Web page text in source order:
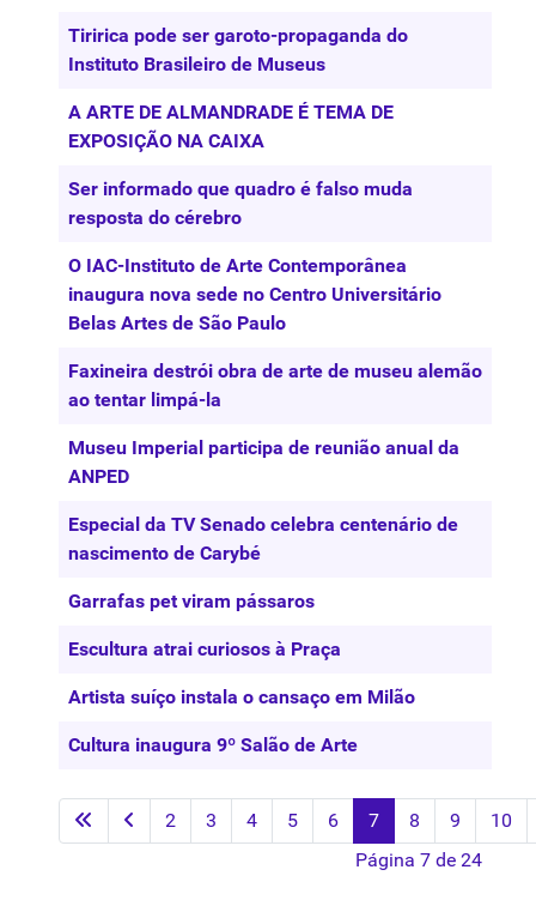
Tiririca pode ser garoto-propaganda do
Instituto Brasileiro de Museus
A ARTE DE ALMANDRADE É TEMA DE
EXPOSIÇÃO NA CAIXA
Ser informado que quadro é falso muda
resposta do cérebro
O IAC-Instituto de Arte Contemporânea
inaugura nova sede no Centro Universitário
Belas Artes de São Paulo
Faxineira destrói obra de arte de museu alemão
ao tentar limpá-la
Museu Imperial participa de reunião anual da
ANPED
Especial da TV Senado celebra centenário de
nascimento de Carybé
Garrafas pet viram pássaros
Escultura atrai curiosos à Praça
Artista suíço instala o cansaço em Milão
Cultura inaugura 9º Salão de Arte
Página 7 de 24
2 3 4 5 6 7 8 9 10